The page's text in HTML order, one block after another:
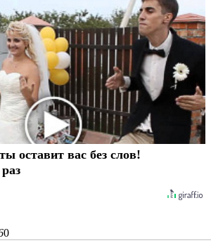
оставит вас без слов!
0